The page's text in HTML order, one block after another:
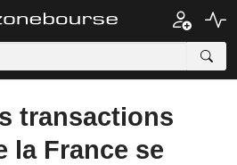
transactions
la France se